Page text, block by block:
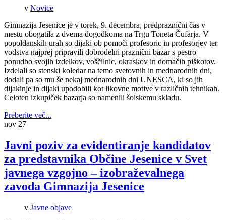
v Novice
Gimnazija Jesenice je v torek, 9. decembra, predpraznični čas v
mestu obogatila z dvema dogodkoma na Trgu Toneta Čufarja. V
popoldanskih urah so dijaki ob pomoči profesoric in profesorjev ter
vodstva najprej pripravili dobrodelni praznični bazar s pestro
ponudbo svojih izdelkov, voščilnic, okraskov in domačih piškotov.
Izdelali so stenski koledar na temo svetovnih in mednarodnih dni,
dodali pa so mu še nekaj mednarodnih dni UNESCA, ki so jih
dijakinje in dijaki upodobili kot likovne motive v različnih tehnikah.
Celoten izkupiček bazarja so namenili šolskemu skladu.
Preberite več...
nov 27
Javni poziv za evidentiranje kandidatov
za predstavnika Občine Jesenice v Svet
javnega vzgojno – izobraževalnega
zavoda Gimnazija Jesenice
v Javne objave